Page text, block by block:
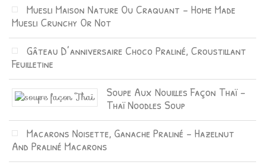
Muesli Maison Nature Ou Craquant – Home Made
Muesli Crunchy Or Not
Gâteau D’anniversaire Choco Praliné, Croustillant
Feuilletine
Soupe Aux Nouilles Façon Thaï –
Thaï Noodles Soup
Macarons Noisette, Ganache Praliné – Hazelnut
And Praliné Macarons